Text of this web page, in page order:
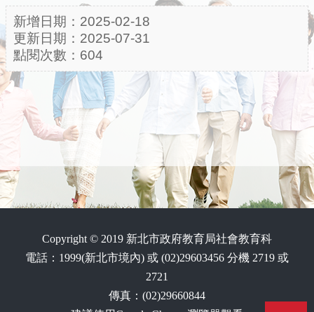
新增日期：2025-02-18
更新日期：2025-07-31
點閱次數：604
Copyright © 2019 新北市政府教育局社會教育科
電話：1999(新北市境內) 或 (02)29603456 分機 2719 或
2721
傳真：(02)29660844